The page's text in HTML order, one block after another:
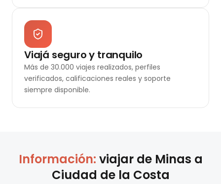
Viajá seguro y tranquilo
Más de 30.000 viajes realizados, perfiles
verificados, calificaciones reales y soporte
siempre disponible.
Información: viajar de Minas a
Ciudad de la Costa